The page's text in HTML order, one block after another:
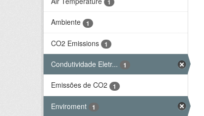
1
Ambiente 1
CO2 Emissions 1
Condutividade Eletr... 1
Emissões de CO2 1
Enviroment 1